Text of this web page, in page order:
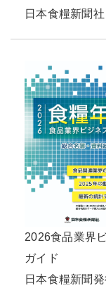
日本食糧新聞社
2026食品業界
ガイド
日本食糧新聞